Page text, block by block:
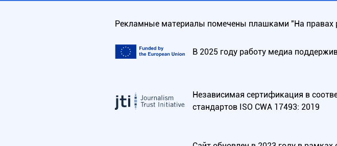
Рекламные материалы помечены плашками "На правах
В 2025 году работу медиа
Независимая сертификация в
стандартов ISO CWA 17493: 2019